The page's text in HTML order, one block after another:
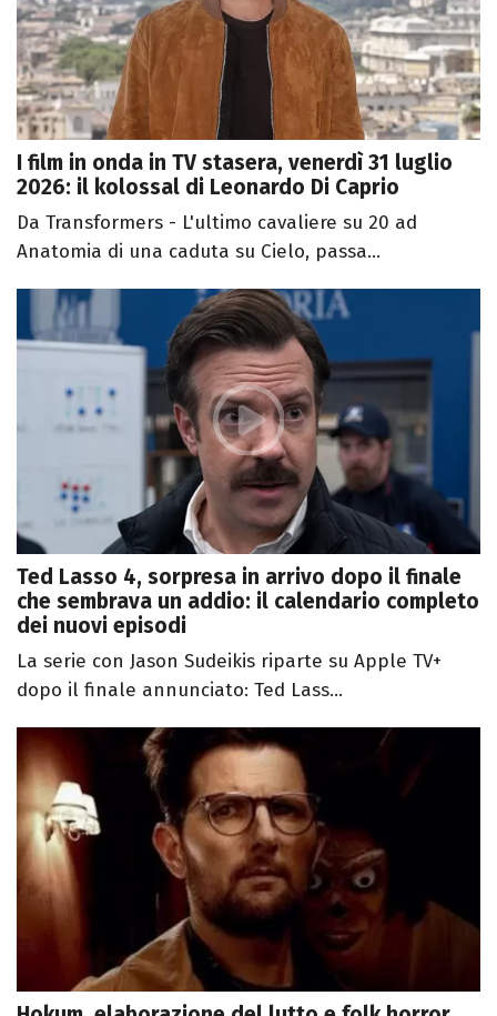
I film in onda in TV stasera, venerdì 31 luglio
2026: il kolossal di Leonardo Di Caprio
Da Transformers - L'ultimo cavaliere su 20 ad
Anatomia di una caduta su Cielo, passa...
Ted Lasso 4, sorpresa in arrivo dopo il finale
che sembrava un addio: il calendario completo
dei nuovi episodi
La serie con Jason Sudeikis riparte su Apple TV+
dopo il finale annunciato: Ted Lass...